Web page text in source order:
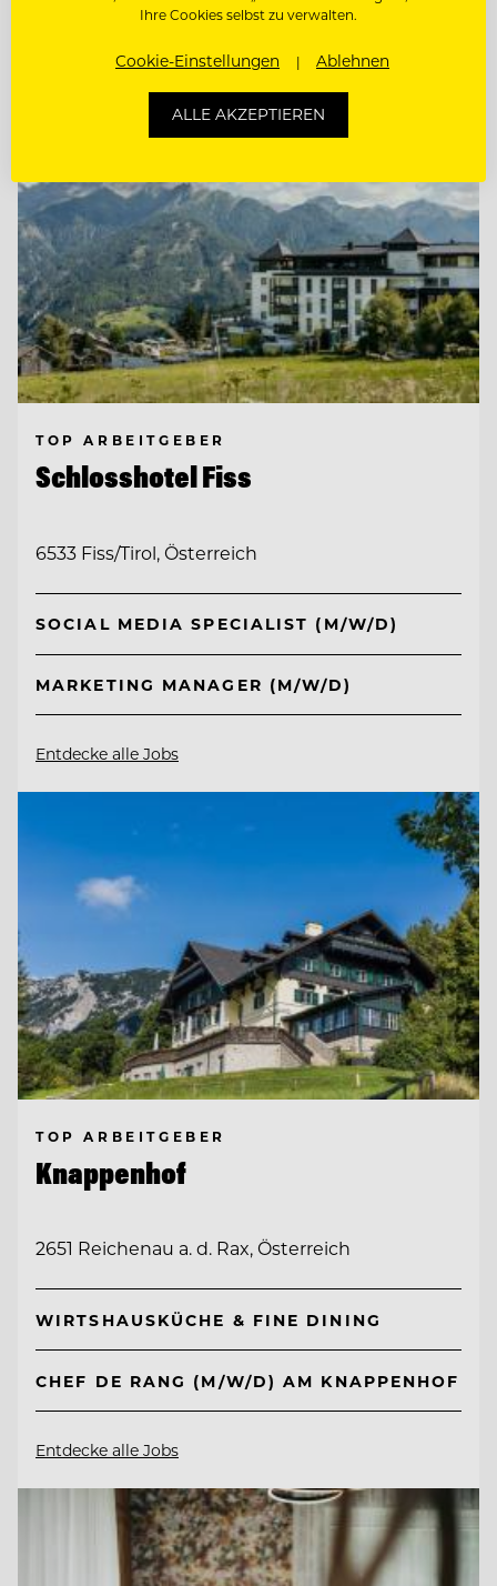
Entdecke alle Jobs
TOP ARBEITGEBER
Schlosshotel Fiss
6533 Fiss/Tirol, Österreich
SOCIAL MEDIA SPECIALIST (M/W/D)
MARKETING MANAGER (M/W/D)
Entdecke alle Jobs
TOP ARBEITGEBER
Knappenhof
2651 Reichenau a. d. Rax, Österreich
WIRTSHAUSKÜCHE & FINE DINING
CHEF DE RANG (M/W/D) AM KNAPPENHOF
Entdecke alle Jobs
Ihre Cookies selbst zu verwalten.
Cookie-Einstellungen Ablehnen
ALLE AKZEPTIEREN